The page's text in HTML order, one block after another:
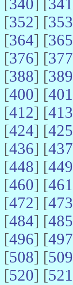
[340] [341
[352] [353
[364] [365
[376] [377
[388] [389
[400] [401
[412] [413
[424] [425
[436] [437
[448] [449
[460] [461
[472] [473
[484] [485
[496] [497
[508] [509
[520] [521